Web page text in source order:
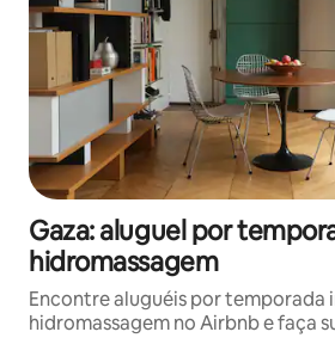
Gaza: aluguel por
hidromassagem
Encontre aluguéis por temporada
hidromassagem no Airbnb e faça